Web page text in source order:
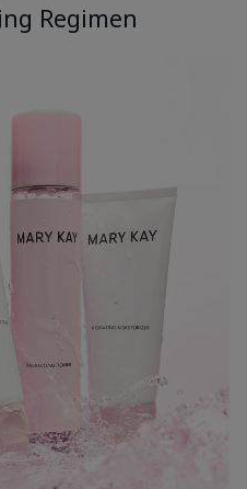
Regimen